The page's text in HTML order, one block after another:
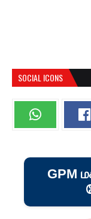
SOCIAL ICONS
GPM